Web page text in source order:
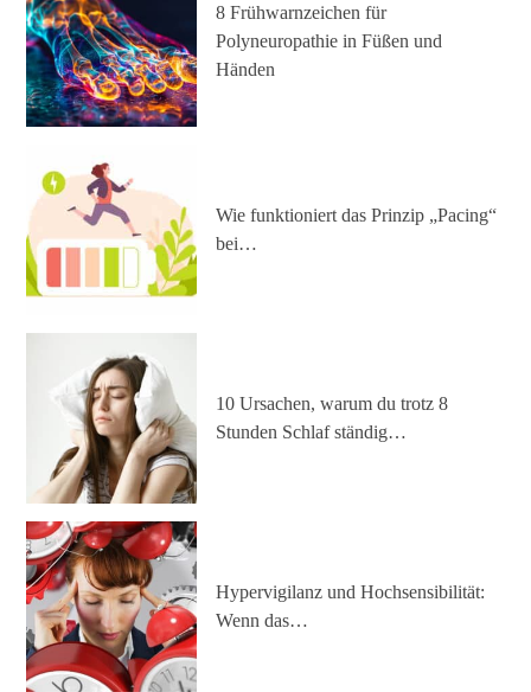
8 Frühwarnzeichen für
Polyneuropathie in Füßen und
Händen
Wie funktioniert das Prinzip „Pacing“
bei…
10 Ursachen, warum du trotz 8
Stunden Schlaf ständig…
Hypervigilanz und Hochsensibilität:
Wenn das…